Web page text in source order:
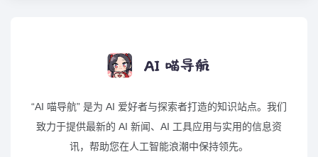
“AI 喵导航” 是为 AI 爱好者与探索者打造的知识站点。我们
致力于提供最新的 AI 新闻、AI 工具应用与实用的信息资
讯，帮助您在人工智能浪潮中保持领先。